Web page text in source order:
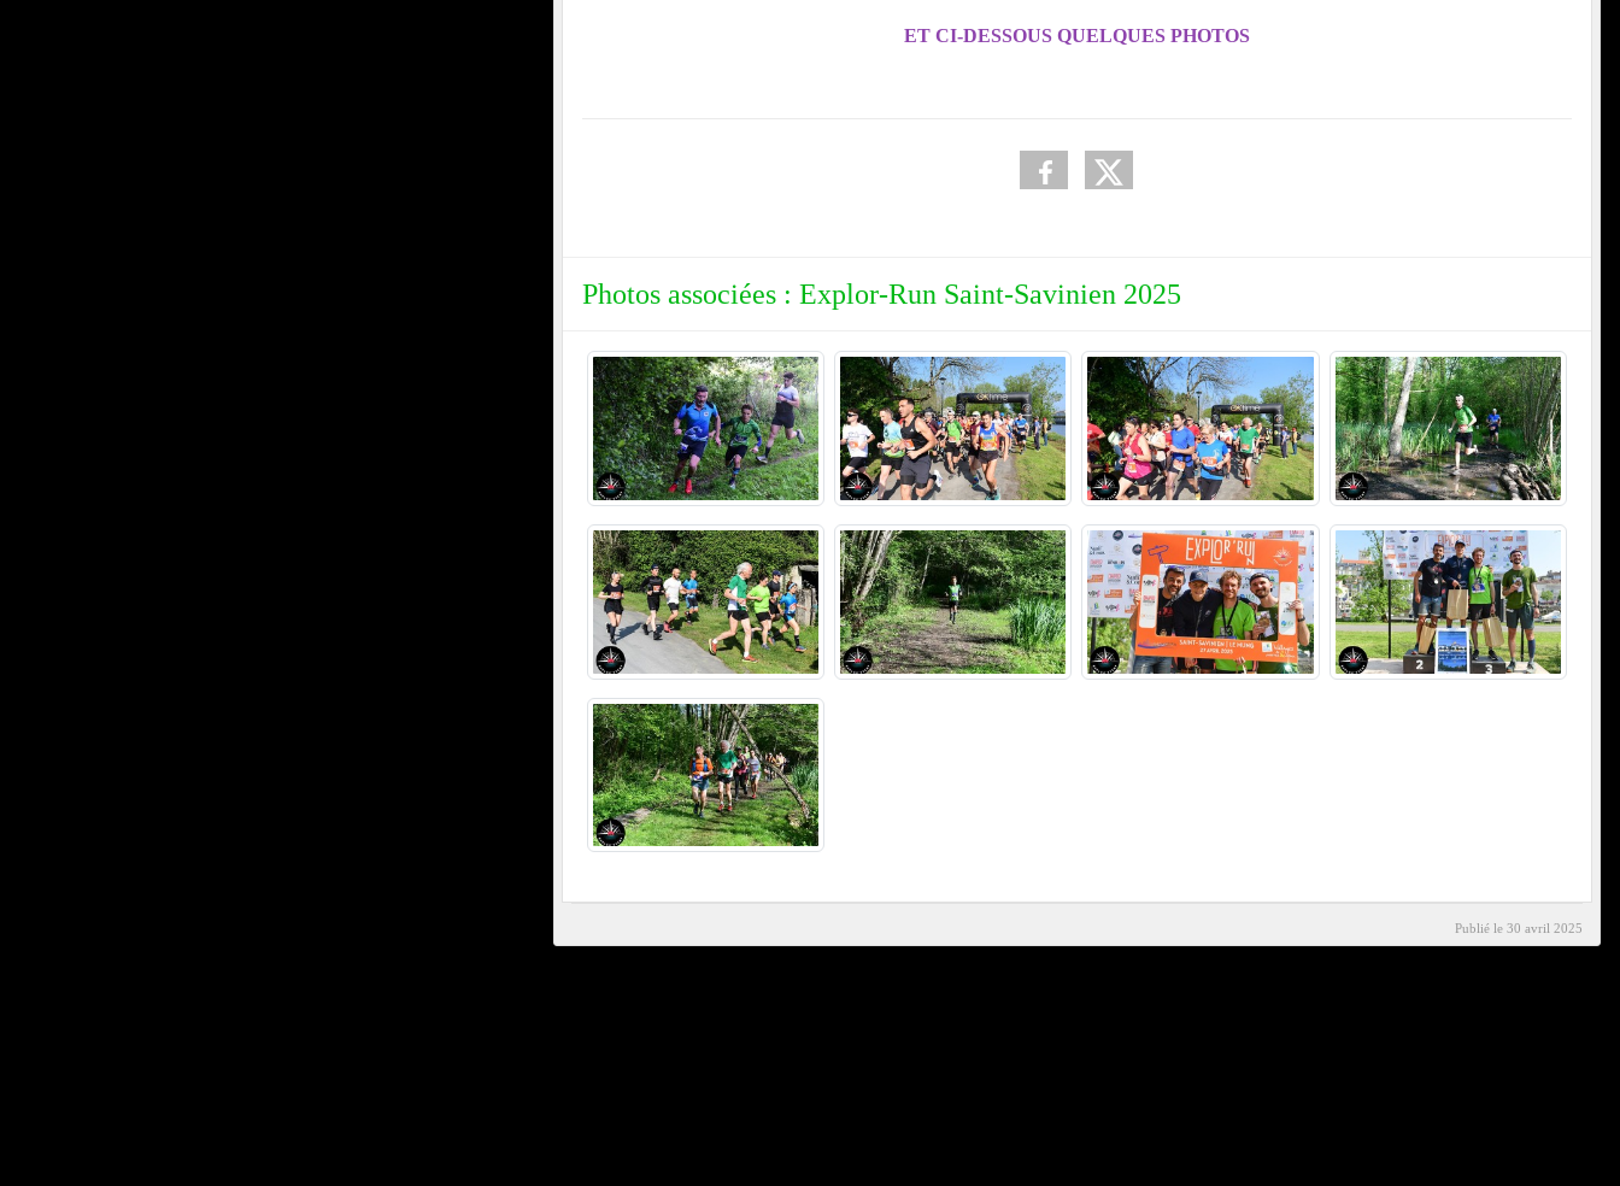
ET CI-DESSOUS QUELQUES PHOTOS
Photos associées : Explor-Run Saint-Savinien 2025
Publié le 30 avril 2025